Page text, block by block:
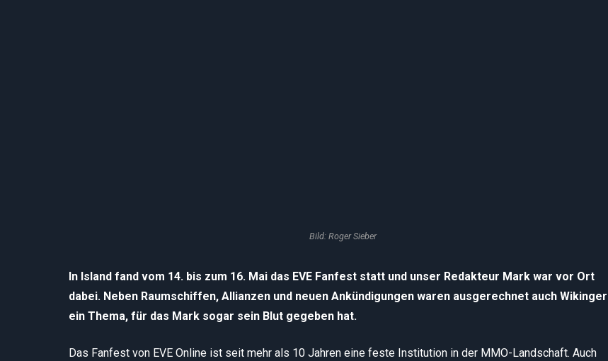
Bild: Roger Sieber
In Island fand vom 14. bis zum 16. Mai das EVE Fanfest statt und unser Redakteur Mark war vor Ort
dabei. Neben Raumschiffen, Allianzen und neuen Ankündigungen waren ausgerechnet auch Wikinger
ein Thema, für das Mark sogar sein Blut gegeben hat.
Das Fanfest von EVE Online ist seit mehr als 10 Jahren eine feste Institution in der MMO-Landschaft. Auch